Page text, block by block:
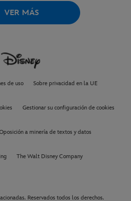
VER MÁS
de uso Sobre privacidad en la UE
Gestionar su configuración de cookies
a minería de textos y datos
The Walt Disney Company
Reservados todos los derechos.